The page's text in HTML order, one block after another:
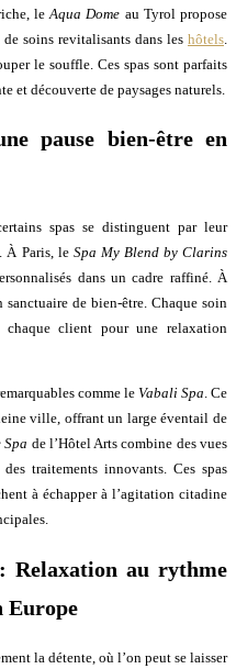
leAqua Dome au Tyrol propose
soins revitalisants dans les hôtels.
le souffle. Ces spas sont parfaits
et découverte de paysages naturels.
pause bien-être en
spas se distinguent par leur
À Paris, le Spa My Blend by Clarins
dans un cadre raffiné. À
sanctuaire de bien-être. Chaque soin
chaque client pour une relaxation
comme le Vabali Spa. Ce
ville, offrant un large éventail de
Spa de l’Hôtel Arts combine des vues
traitements innovants. Ces spas
à échapper à l’agitation citadine
Relaxation au rythme
Europe
la détente, où l’on peut se laisser